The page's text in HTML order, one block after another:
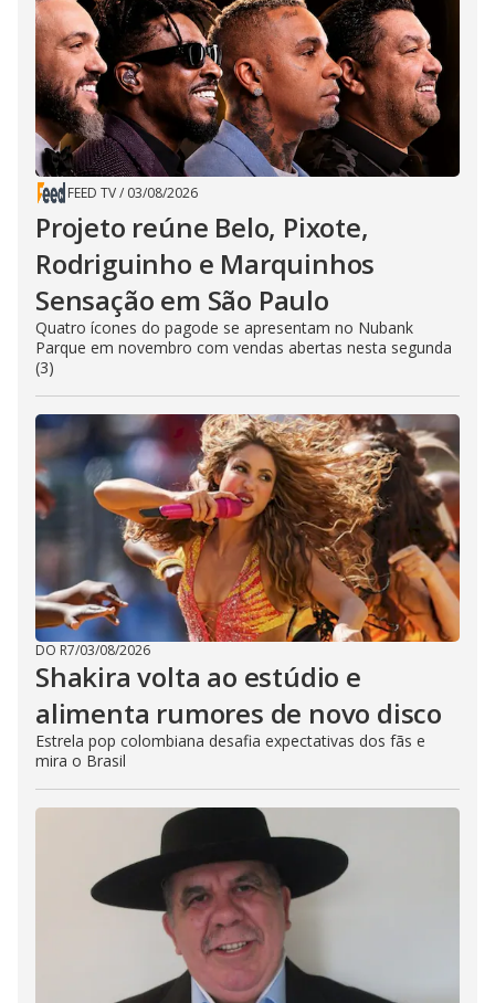
FEED TV/ 03/08/2026
Projeto reúne Belo, Pixote,
Rodriguinho e Marquinhos
Sensação em São Paulo
Quatro ícones do pagode se apresentam no Nubank
Parque em novembro com vendas abertas nesta segunda
(3)
DO R7/03/08/2026
Shakira volta ao estúdio e
alimenta rumores de novo disco
Estrela pop colombiana desafia expectativas dos fãs e
mira o Brasil